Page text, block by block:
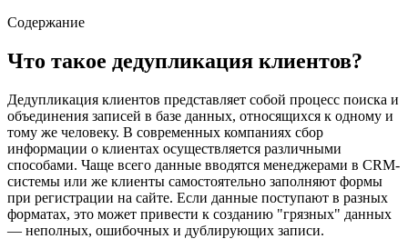
Содержание
Что такое дедупликация клиентов?
Дедупликация клиентов представляет собой процесс поиска и
объединения записей в базе данных, относящихся к одному и
тому же человеку. В современных компаниях сбор
информации о клиентах осуществляется различными
способами. Чаще всего данные вводятся менеджерами в CRM-
системы или же клиенты самостоятельно заполняют формы
при регистрации на сайте. Если данные поступают в разных
форматах, это может привести к созданию "грязных" данных
— неполных, ошибочных и дублирующих записи.